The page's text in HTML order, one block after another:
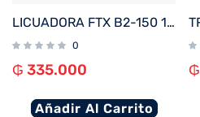
LICUADORA FTX B2-150 1.5L 1000W 220V JARRA VIDRIO ACERO INOXIDABLE
0
₲ 335.000
Añadir Al Carrito
₲